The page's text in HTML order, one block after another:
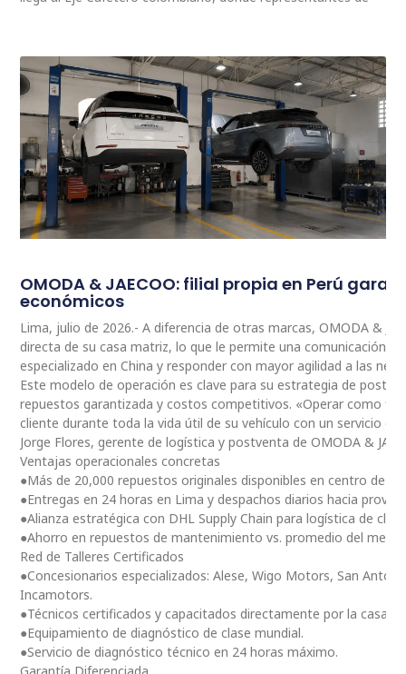
OMODA & JAECOO: filial propia en Perú
económicos
Lima, julio de 2026.- A diferencia de otras marcas, OMODA &
directa de su casa matriz, lo que le permite una comunicación
especializado en China y responder con mayor agilidad a las
Este modelo de operación es clave para su estrategia de
repuestos garantizada y costos competitivos. «Operar como
cliente durante toda la vida útil de su vehículo con un servicio
Jorge Flores, gerente de logística y postventa de OMODA &
Ventajas operacionales concretas
●Más de 20,000 repuestos originales disponibles en centro de
●Entregas en 24 horas en Lima y despachos diarios hacia
●Alianza estratégica con DHL Supply Chain para logística de
●Ahorro en repuestos de mantenimiento vs. promedio del
Red de Talleres Certificados
●Concesionarios especializados: Alese, Wigo Motors, San
Incamotors.
●Técnicos certificados y capacitados directamente por la casa
●Equipamiento de diagnóstico de clase mundial.
●Servicio de diagnóstico técnico en 24 horas máximo.